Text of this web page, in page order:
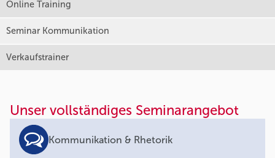
Online Training
Seminar Kommunikation
Verkaufstrainer
Unser vollständiges Seminarangebot
Kommunikation & Rhetorik